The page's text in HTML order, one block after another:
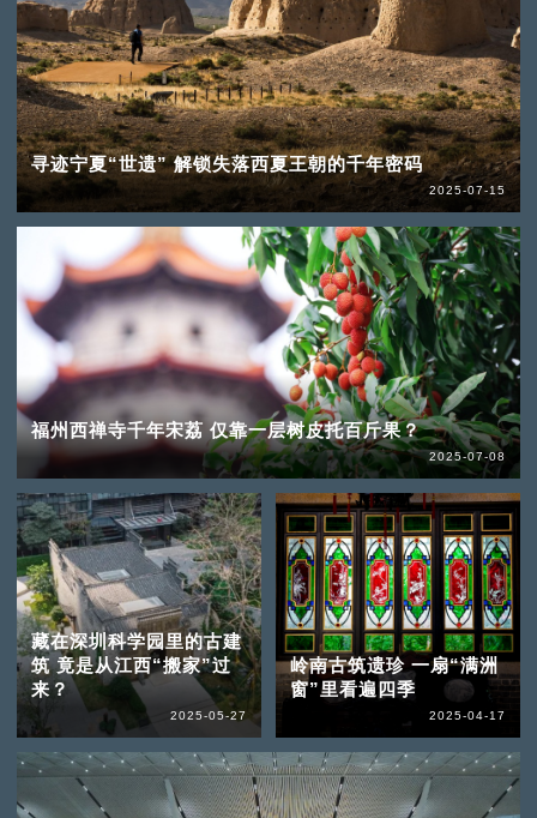
寻迹宁夏“世遗” 解锁失落西夏王朝的千年密码
2025-07-15
福州西禅寺千年宋荔 仅靠一层树皮托百斤果？
2025-07-08
藏在深圳科学园里的古建
筑 竟是从江西“搬家”过
来？
2025-05-27
岭南古筑遗珍 一扇“满洲
窗”里看遍四季
2025-04-17